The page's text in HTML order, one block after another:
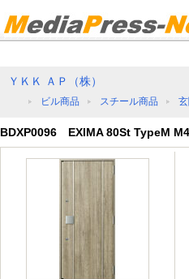
ＹＫＫ ＡＰ（株）
ビル商品 スチール商品
BDXP0096 EXIMA 80St TypeM